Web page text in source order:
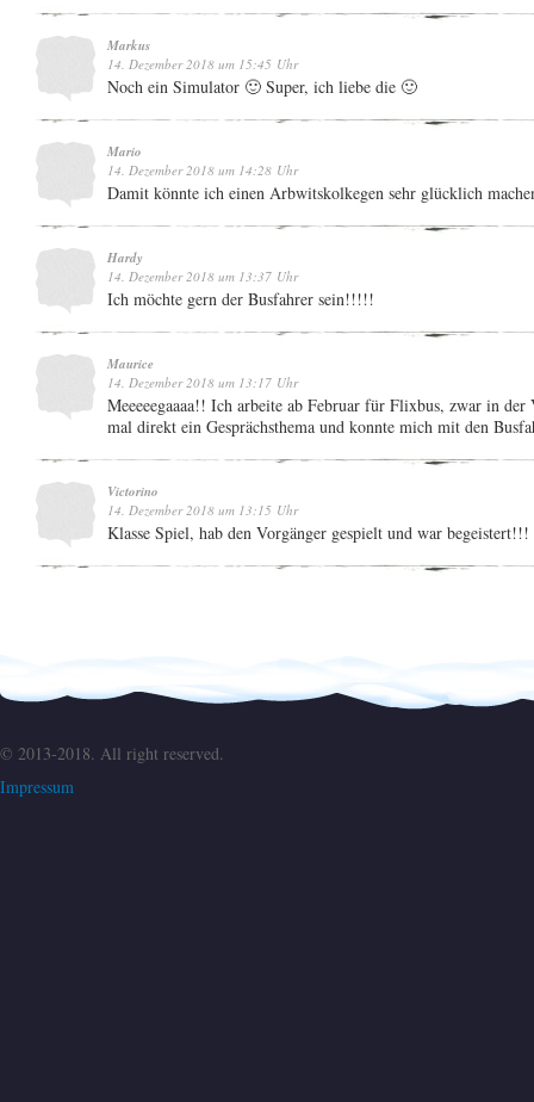
Markus
14. Dezember 2018 um 15:45 Uhr
Noch ein Simulator 🙂 Super, ich liebe die 🙂
Mario
14. Dezember 2018 um 14:28 Uhr
Damit könnte ich einen Arbwitskolkegen sehr glücklich
Hardy
14. Dezember 2018 um 13:37 Uhr
Ich möchte gern der Busfahrer sein!!!!!
Maurice
14. Dezember 2018 um 13:17 Uhr
Meeeeegaaaa!! Ich arbeite ab Februar für Flixbus, zwar in der
mal direkt ein Gesprächsthema und konnte mich mit den
Victorino
14. Dezember 2018 um 13:15 Uhr
Klasse Spiel, hab den Vorgänger gespielt und war begeistert!!!
© 2013-2018. All right reserved.
Impressum